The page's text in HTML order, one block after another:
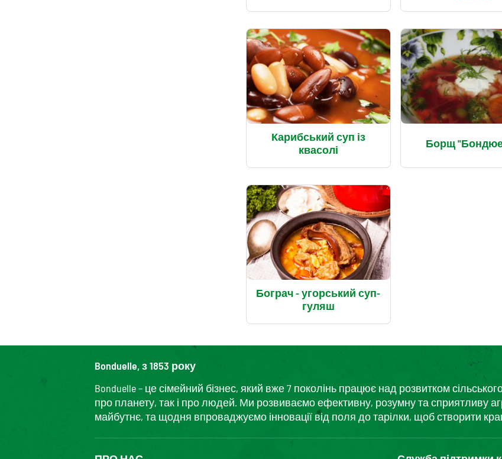
Карибський суп із
квасолі
Борщ
Бограч - угорський суп-
гуляш
Bonduelle, з 1853 року
Bonduelle – це сімейний бізнес, який вже 7 поколінь працює над розвитком
про планету, так і про людей. Ми розвиваємо ефективну, розумну та сприятливу
майбутнє, та щодня впроваджуємо інновації від поля до тарілки, щоб створити